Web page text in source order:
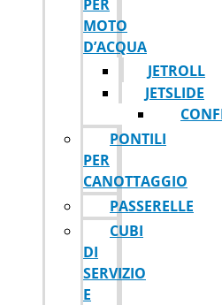
PER
MOTO
D’ACQUA
JETROLL
JETSLIDE
PONTILI
PER
CANOTTAGGIO
PASSERELLE
CUBI
DI
SERVIZIO
E